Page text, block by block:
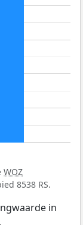
WOZ
8538 RS.
in